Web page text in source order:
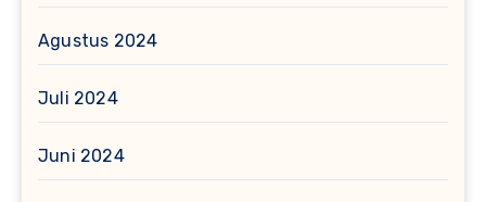
Agustus 2024
Juli 2024
Juni 2024